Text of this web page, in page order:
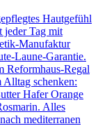
Hautgefühl
jeder Tag mit
Manufaktur
Laune-Garantie.
Reformhaus-Regal
schenken:
Hafer Orange
Alles
mediterranen